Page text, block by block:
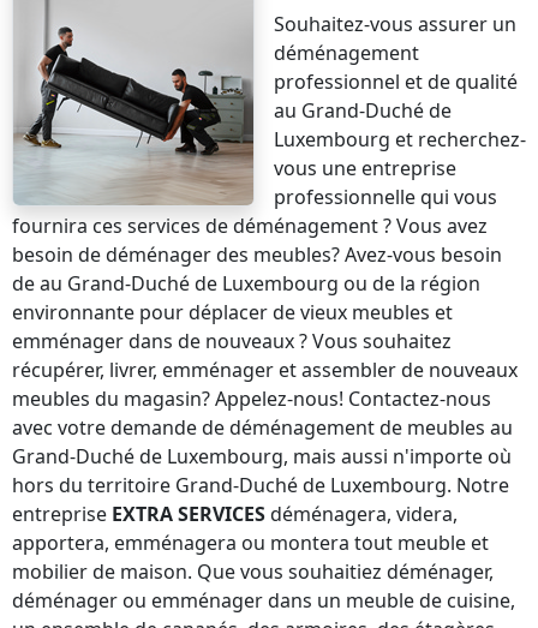
Souhaitez-vous assurer un
déménagement
professionnel et de qualité
au Grand-Duché de
Luxembourg et recherchez-
vous une entreprise
professionnelle qui vous
fournira ces services de déménagement ? Vous avez
besoin de déménager des meubles? Avez-vous besoin
deau Grand-Duché de Luxembourg ou de la région
environnante pour déplacer de vieux meubles et
emménager dans de nouveaux ? Vous souhaitez
récupérer, livrer, emménager et assembler de nouveaux
meubles du magasin? Appelez-nous! Contactez-nous
avec votre demande de déménagement de meubles au
Grand-Duché de Luxembourg, mais aussi n'importe où
hors du territoire Grand-Duché de Luxembourg. Notre
entreprise EXTRA SERVICESdéménagera, videra,
apportera, emménagera ou montera tout meuble et
mobilier de maison. Que vous souhaitiez déménager,
déménager ou emménager dans un meuble de cuisine,